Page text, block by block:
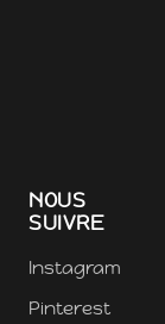
NOUS
SUIVRE
Instagram
Pinterest